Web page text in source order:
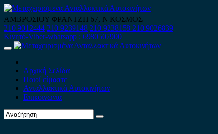
Skip
to
content
ΑΜΒΡΟΣΙΟΥ ΦΡΑΝΤΖΗ 67, Ν.ΚΟΣΜΟΣ
210 9012444 210 9239148 210 9238158 210 9026839
Κινητό-Viber-whatsapp : 6980507900
Primary
Αρχική Σελίδα
Ποιοί είμαστε
Ανταλλακτικά Αυτοκινήτων
Επικοινωνία